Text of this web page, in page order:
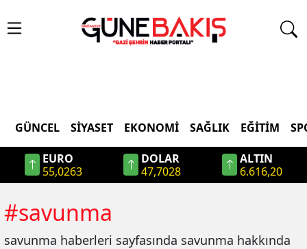
GÜNCEL SIYASET EKONOMI SAĞLIK EĞITIM
EURO
55,0263
DOLAR
47,7028
ALTIN
6.616,20
#savunma
savunma haberleri sayfasında savunma hakkında